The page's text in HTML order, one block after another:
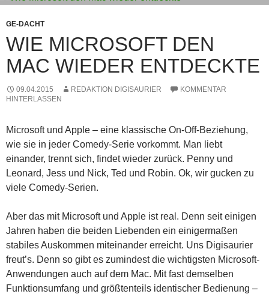
GE-DACHT
WIE MICROSOFT DEN
MAC WIEDER ENTDECKTE
09.04.2015 REDAKTION DIGISAURIER
KOMMENTAR
HINTERLASSEN
Microsoft und Apple – eine klassische On-Off-Beziehung,
wie sie in jeder Comedy-Serie vorkommt. Man liebt
einander, trennt sich, findet wieder zurück. Penny und
Leonard, Jess und Nick, Ted und Robin. Ok, wir gucken zu
viele Comedy-Serien.
Aber das mit Microsoft und Apple ist real. Denn seit einigen
Jahren haben die beiden Liebenden ein einigermaßen
stabiles Auskommen miteinander erreicht. Uns Digisaurier
freut’s. Denn so gibt es zumindest die wichtigsten Microsoft-
Anwendungen auch auf dem Mac. Mit fast demselben
Funktionsumfang und größtenteils identischer Bedienung –